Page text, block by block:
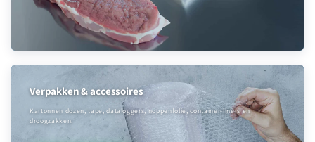
Verpakken & accessoires
Kartonnen dozen, tape, dataloggers, noppenfolie, container-liners en
droogzakken.